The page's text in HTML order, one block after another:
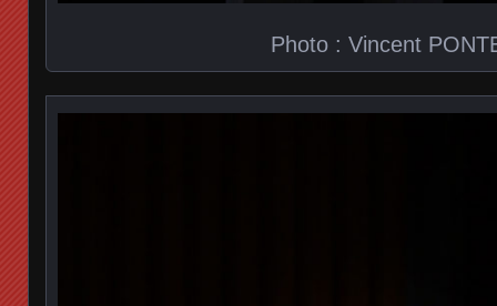
Photo : Vincent